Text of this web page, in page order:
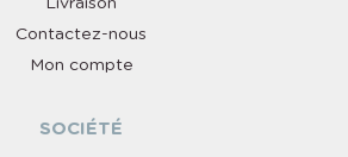
Livraison
Contactez-nous
Mon compte
SOCIÉTÉ